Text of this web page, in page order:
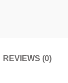
REVIEWS (0)